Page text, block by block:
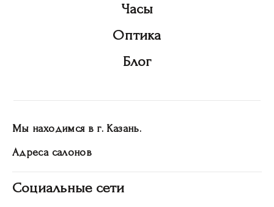
Часы
Оптика
Блог
Мы находимся в г. Казань.
Адреса салонов
Социальные сети